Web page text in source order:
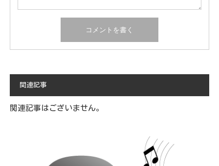
関連記事
関連記事はございません。